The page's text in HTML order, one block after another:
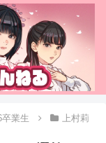
業生
上村莉